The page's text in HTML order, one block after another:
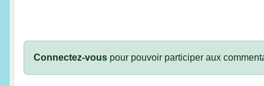
Connectez-vous pour pouvoir participer aux